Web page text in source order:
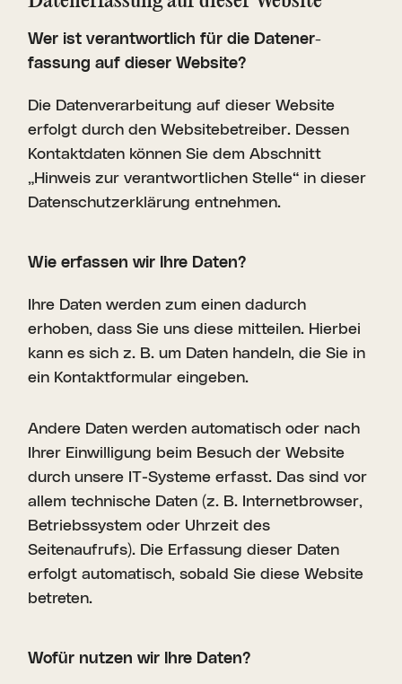
Wer ist verant­wortlich für die Daten­er­
fassung auf dieser Website?
Die Datenverarbeitung auf dieser Website
erfolgt durch den Websitebetreiber. Dessen
Kontaktdaten können Sie dem Abschnitt
„Hinweis zur verantwortlichen Stelle“ in dieser
Datenschutzerklärung entnehmen.
Wie erfassen wir Ihre Daten?
Ihre Daten werden zum einen dadurch
erhoben, dass Sie uns diese mitteilen. Hierbei
kann es sich z. B. um Daten handeln, die Sie in
ein Kontaktformular eingeben.
Andere Daten werden automatisch oder nach
Ihrer Einwilligung beim Besuch der Website
durch unsere IT-Systeme erfasst. Das sind vor
allem technische Daten (z. B. Internetbrowser,
Betriebssystem oder Uhrzeit des
Seitenaufrufs). Die Erfassung dieser Daten
erfolgt automatisch, sobald Sie diese Website
betreten.
Wofür nutzen wir Ihre Daten?